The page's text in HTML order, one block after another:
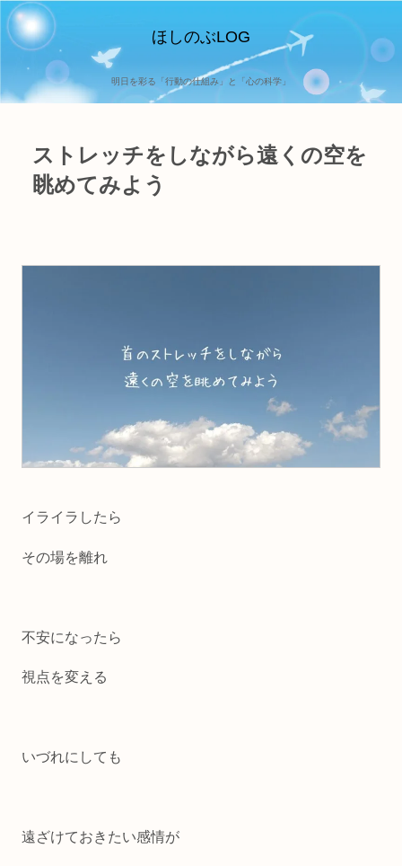
ほしのぶLOG
明日を彩る「行動の仕組み」と「心の科学」
ストレッチをしながら遠くの空を
眺めてみよう
イライラしたら
その場を離れ
不安になったら
視点を変える
いづれにしても
遠ざけておきたい感情が